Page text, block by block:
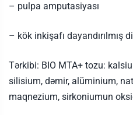
– pulpa amputasiyası
– kök inkişafı dayandırılmış
Tərkibi: BIO MTA+ tozu:
silisium, dəmir, alüminium,
maqnezium, sirkoniumun